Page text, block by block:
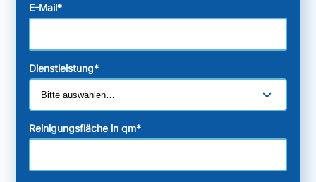
E-Mail*
Dienstleistung*
Reinigungsfläche in qm*